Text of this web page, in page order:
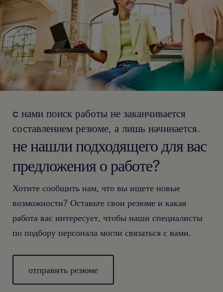
c нами поиск работы не заканчивается
составлением резюме, а лишь начинается.
не нашли подходящего для вас
предложения о работе?
Хотите сообщить нам, что вы ищете новые
возможности? Оставьте свои резюме и какая
работа вас интересует, чтобы наши специалисты
по подбору персонала могли связаться с вами.
отправить резюме